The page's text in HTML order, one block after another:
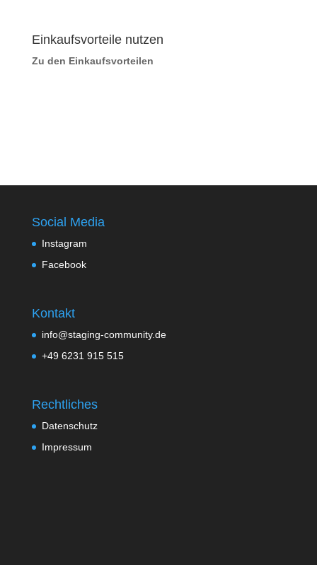
Einkaufsvorteile nutzen
Zu den Einkaufsvorteilen
Social Media
Instagram
Facebook
Kontakt
info@staging-community.de
+49 6231 915 515
Rechtliches
Datenschutz
Impressum